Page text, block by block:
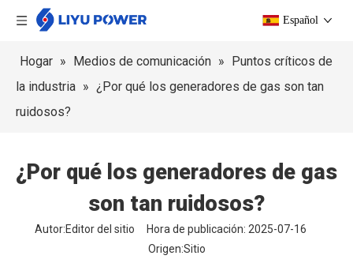
Español
Hogar » Medios de comunicación » Puntos críticos de
la industria » ¿Por qué los generadores de gas son tan
ruidosos?
¿Por qué los generadores de gas
son tan ruidosos?
Autor:Editor del sitio Hora de publicación: 2025-07-16
Origen:Sitio